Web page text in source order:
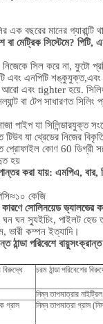
বছরের মানের গ্যারান্টি
বা মেট্রিক সিস্টেমে? পিটি,
নিজেকে সিল করে না, ফুটো
এবং এনপিটি
আরো এবং tighter হয়ে.
বা টেপ সাধারণত সিলিং
পাইপ যা সিলিন্ডারযুক্ত
যা থ্রেডের নিজের
প্রোফাইল কোণ 60 ডিগ্রী
হয়
করা যায়: এমপিএ,
কেজি
সোলিনয়েড ভ্যালভের
ঘন ঘন স্যুইচিং, পাইলট
ভারী কম্পন ইত্যাদি।
ঠান্ডা পরিবেশে
বিরুদ্ধে
চরম ঠান্ডা পরিবেশের
নিম্ন তাপমাত্রার
গ্রাস
নিম্ন তাপমাত্রা গ্রাস